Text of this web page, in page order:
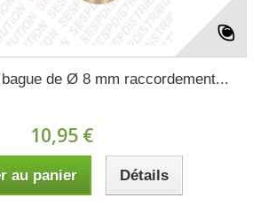
de Ø 8 mm raccordement...
10,95 €
au panier Détails